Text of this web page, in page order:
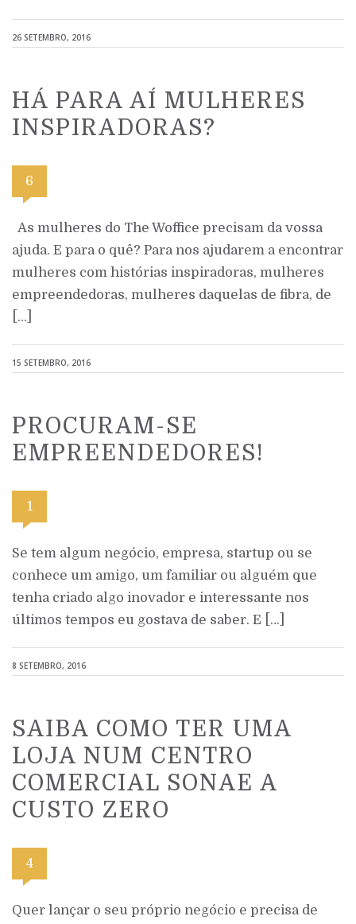
26 SETEMBRO, 2016
HÁ PARA AÍ MULHERES
INSPIRADORAS?
6
As mulheres do The Woffice precisam da vossa
ajuda. E para o quê? Para nos ajudarem a encontrar
mulheres com histórias inspiradoras, mulheres
empreendedoras, mulheres daquelas de fibra, de
[…]
15 SETEMBRO, 2016
PROCURAM-SE
EMPREENDEDORES!
1
Se tem algum negócio, empresa, startup ou se
conhece um amigo, um familiar ou alguém que
tenha criado algo inovador e interessante nos
últimos tempos eu gostava de saber. E […]
8 SETEMBRO, 2016
SAIBA COMO TER UMA
LOJA NUM CENTRO
COMERCIAL SONAE A
CUSTO ZERO
4
Quer lançar o seu próprio negócio e precisa de